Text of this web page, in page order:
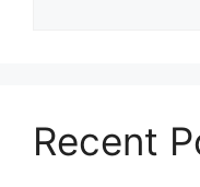
Recent